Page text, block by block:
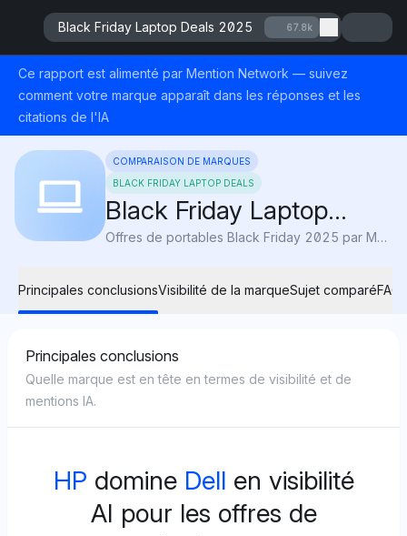
Black Friday Laptop Deals 2025 67.8k
Ce rapport est alimenté par Mention Network — suivez
comment votre marque apparaît dans les réponses et les
citations de l'IA
COMPARAISON DE MARQUES
BLACK FRIDAY LAPTOP DEALS
Black Friday Laptop
Deals 2025
Offres de portables Black Friday 2025 par Mention Network : AI Visibility suit les meilleures réductions d'Apple, Dell et HP pour révéler où les acheteurs économisent le plus.
Principales conclusionsVisibilité de la marqueSujet comparéFAQ
Principales conclusions
Quelle marque est en tête en termes de visibilité et de
mentions IA.
HP domine Dell en visibilité
AI pour les offres de